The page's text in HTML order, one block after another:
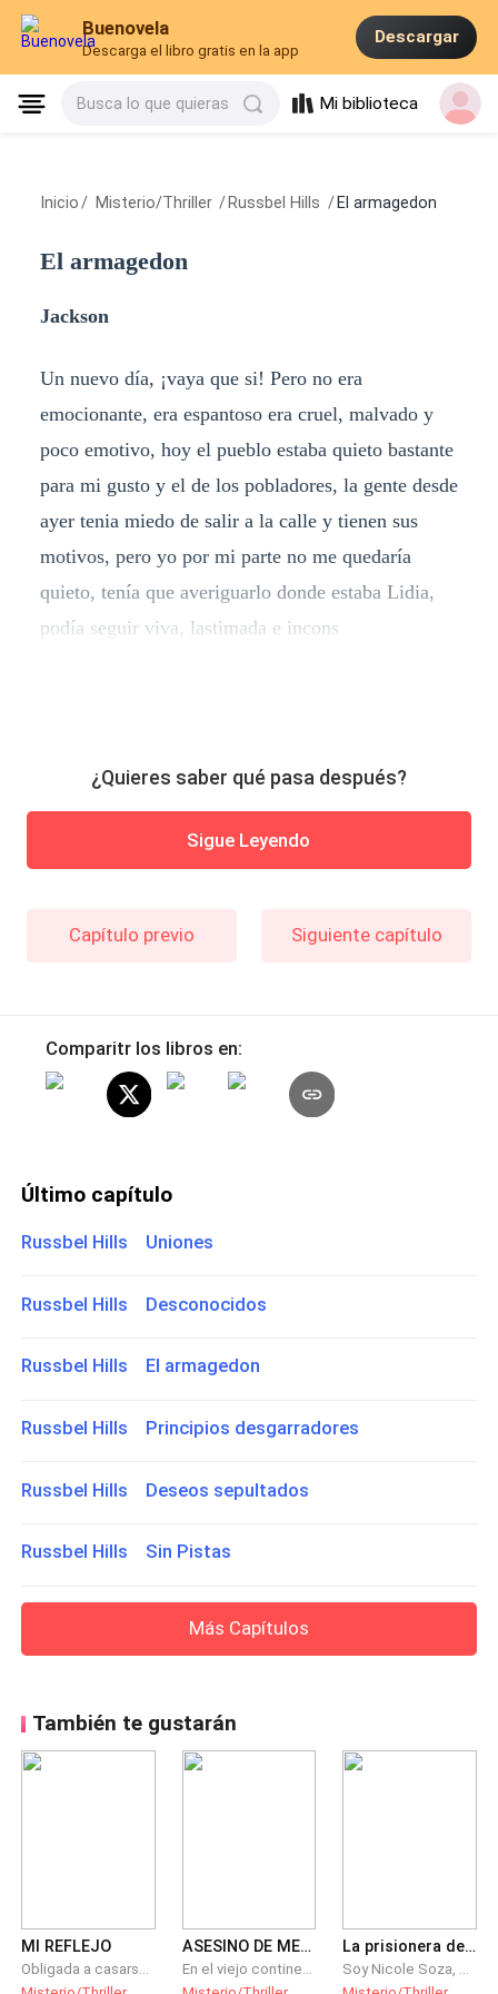
Buenovela
Descarga el libro gratis en la app
Descargar
Busca lo que quieras Mi biblioteca
Inicio / Misterio/Thriller / Russbel Hills / El armagedon
El armagedon
Jackson
Un nuevo día, ¡vaya que si! Pero no era
emocionante, era espantoso era cruel, malvado y
poco emotivo, hoy el pueblo estaba quieto bastante
para mi gusto y el de los pobladores, la gente desde
ayer tenia miedo de salir a la calle y tienen sus
motivos, pero yo por mi parte no me quedaría
quieto, tenía que averiguarlo donde estaba Lidia,
podía seguir viva, lastimada e incons
¿Quieres saber qué pasa después?
Sigue Leyendo
Capítulo previo Siguiente capítulo
Comparitr los libros en:
Último capítulo
Russbel Hills Uniones
Russbel Hills Desconocidos
Russbel Hills El armagedon
Russbel Hills Principios desgarradores
Russbel Hills Deseos sepultados
Russbel Hills Sin Pistas
Más Capítulos
También te gustarán
MI REFLEJO
Obligada a casarse con un extraño y sin amor, tuvo que compartir su vida con un hombre que la había comprado y trajo al mundo a dos hermosas gemelas, entonces sucedió la tragedia. Su padre las observo y dijo sólo una de ellas puede heredar , deshazte de la otra.
ASESINO DE MEDIANOCHE
En el viejo continente se narran las historias más terroríficas que se puedan contar, entre ellas las de asesinatos; mezclado entre realidad y fantasía, un asesino en serie aprovechara las leyendas sobre vampiros; para cometer sus crímenes. Una joven aristócrata y un policía recién llegado a Scottland Yard, investigaran la muerte de la hermana de esta última, Willemina Winchester, quien fuera degollada a la media noche.
La prisionera del jefe
Soy Nicole Soza, una graduada hace 1 año de Doctorado, tengo 30 años y mi nuevo jefe me tiene prisionera, y yo, solo tengo una opción, seguirle el juego, es mi única arma de defensa si quiero salir de aquí, comportarme de acuerdo a lo que Erick me pide y esperar a que me saque de este lugar para cumplir con "mi misión de cautiverio". Darle un hijo. No tengo que olvidar eso, quién soy y que tengo que hacer de toda esta situación, él quiere algo, yo también. Mi libertad.